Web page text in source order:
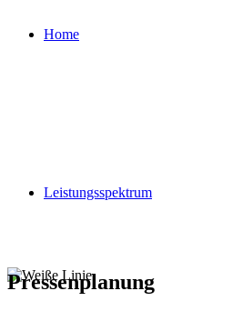
Home
Leistungsspektrum
Pressenplanung